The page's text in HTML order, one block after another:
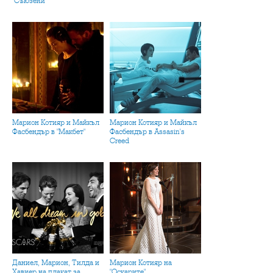
Марион Котияр и Майкъл
Фасбендър в "Макбет"
Марион Котияр и Майкъл
Фасбендър в Assasin's
Creed
Даниел, Марион, Тилда и
Марион Котияр на